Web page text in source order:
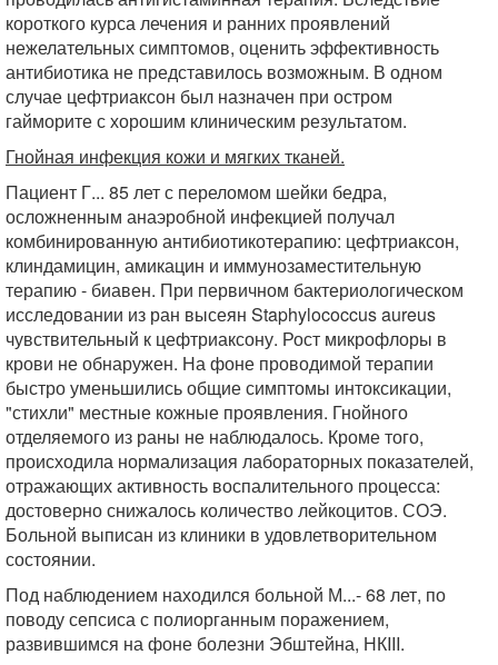
короткого курса лечения и ранних проявлений
нежелательных симптомов, оценить эффективность
антибиотика не представилось возможным. В одном
случае цефтриаксон был назначен при остром
гайморите с хорошим клиническим результатом.
Гнойная инфекция кожи и мягких тканей.
Пациент Г... 85 лет с переломом шейки бедра,
осложненным анаэробной инфекцией получал
комбинированную антибиотикотерапию: цефтриаксон,
клиндамицин, амикацин и иммунозаместительную
терапию - биавен. При первичном бактериологическом
исследовании из ран высеян Staphylococcus aureus
чувствительный к цефтриаксону. Рост микрофлоры в
крови не обнаружен. На фоне проводимой терапии
быстро уменьшились общие симптомы интоксикации,
"стихли" местные кожные проявления. Гнойного
отделяемого из раны не наблюдалось. Кроме того,
происходила нормализация лабораторных показателей,
отражающих активность воспалительного процесса:
достоверно снижалось количество лейкоцитов. СОЭ.
Больной выписан из клиники в удовлетворительном
состоянии.
Под наблюдением находился больной М...- 68 лет, по
поводу сепсиса с полиорганным поражением,
развившимся на фоне болезни Эбштейна, НКIII.